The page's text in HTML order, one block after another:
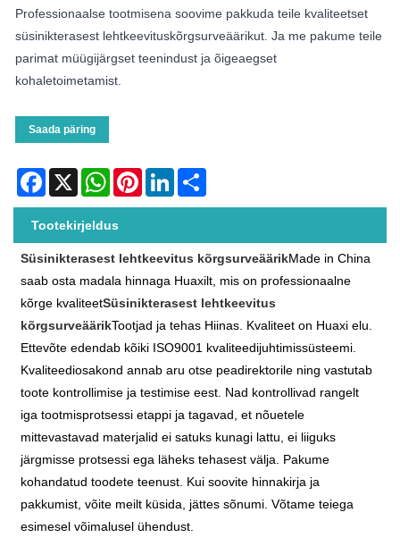
Professionaalse tootmisena soovime pakkuda teile kvaliteetset
süsinikterasest lehtkeevituskõrgsurveäärikut. Ja me pakume teile
parimat müügijärgset teenindust ja õigeaegset
kohaletoimetamist.
Saada päring
Facebook
X WhatsAppPinterestLinkedIn
Tootekirjeldus
Süsinikterasest lehtkeevitus kõrgsurveäärikMade in China
saab osta madala hinnaga Huaxilt, mis on professionaalne
kõrge kvaliteetSüsinikterasest lehtkeevitus
kõrgsurveäärikTootjad ja tehas Hiinas. Kvaliteet on Huaxi elu.
Ettevõte edendab kõiki ISO9001 kvaliteedijuhtimissüsteemi.
Kvaliteediosakond annab aru otse peadirektorile ning vastutab
toote kontrollimise ja testimise eest. Nad kontrollivad rangelt
iga tootmisprotsessi etappi ja tagavad, et nõuetele
mittevastavad materjalid ei satuks kunagi lattu, ei liiguks
järgmisse protsessi ega läheks tehasest välja. Pakume
kohandatud toodete teenust. Kui soovite hinnakirja ja
pakkumist, võite meilt küsida, jättes sõnumi. Võtame teiega
esimesel võimalusel ühendust.